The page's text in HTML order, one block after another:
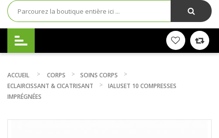
ACCUEIL CORPS
SOINS CORPS
ECLAIRCISSANT & CICATRISANT
IALUSET 10 COMPRESSES
IMPRÉGNÉES